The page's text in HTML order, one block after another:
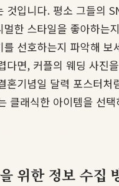
것입니다. 평소 그들의
멀한 스타일을 좋아하는
를 선호하는지 파악해 보
다면, 커플의 웨딩 사진
혼기념일 달력 포스터처
클래식한 아이템을 선
위한 정보 수집